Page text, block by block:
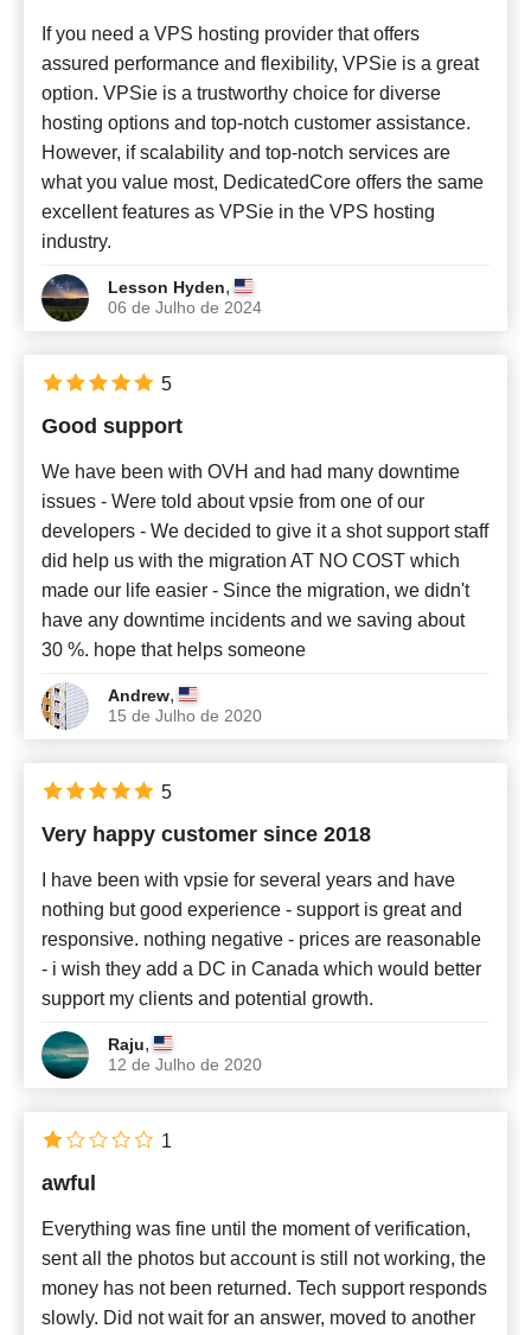
If you need a VPS hosting provider that offers
assured performance and flexibility, VPSie is a great
option. VPSie is a trustworthy choice for diverse
hosting options and top-notch customer assistance.
However, if scalability and top-notch services are
what you value most, DedicatedCore offers the same
excellent features as VPSie in the VPS hosting
industry.
Lesson Hyden,
06 de Julho de 2024
Good support
We have been with OVH and had many downtime
issues - Were told about vpsie from one of our
developers - We decided to give it a shot support staff
did help us with the migration AT NO COST which
made our life easier - Since the migration, we didn't
have any downtime incidents and we saving about
30 %. hope that helps someone
Andrew,
15 de Julho de 2020
5
Very happy customer since 2018
I have been with vpsie for several years and have
nothing but good experience - support is great and
responsive. nothing negative - prices are reasonable
- i wish they add a DC in Canada which would better
support my clients and potential growth.
Raju,
12 de Julho de 2020
5
awful
Everything was fine until the moment of verification,
sent all the photos but account is still not working, the
money has not been returned. Tech support responds
slowly. Did not wait for an answer, moved to another
1